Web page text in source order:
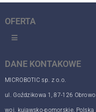
OFERTA
DANE KONTAKOWE
MICROBOTIC sp. z o.o.
ul. Goździkowa 1, 87-126 Obrowo
woj. kujawsko-pomorskie, Polska